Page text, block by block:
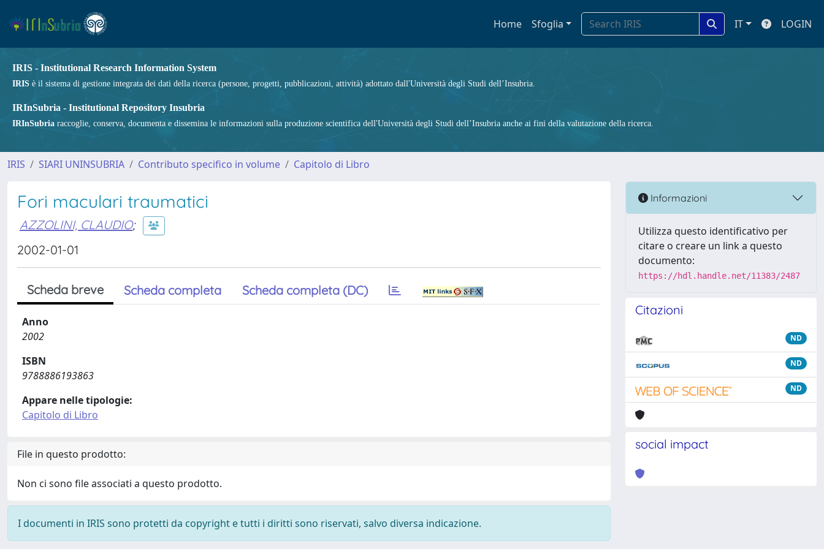
Home Sfoglia IT LOGIN
IRIS - Institutional Research Information System
IRIS è il sistema di gestione integrata dei dati della ricerca (persone, progetti, pubblicazioni, attività) adottato dall'Università degli Studi dell’Insubria.
IRInSubria - Institutional Repository Insubria
IRInSubria raccoglie, conserva, documenta e dissemina le informazioni sulla produzione scientifica dell'Università degli Studi dell’Insubria anche ai fini della valutazione della ricerca.
IRIS SIARI UNINSUBRIA Contributo specifico in volume Capitolo di Libro
Fori maculari traumatici
AZZOLINI, CLAUDIO;
2002-01-01
Scheda breve Scheda completa Scheda completa (DC)
Anno
2002
ISBN
9788886193863
Appare nelle tipologie:
Capitolo di Libro
File in questo prodotto:
Non ci sono file associati a questo prodotto.
I documenti in IRIS sono protetti da copyright e tutti i diritti sono riservati, salvo diversa indicazione.
Informazioni
Utilizza questo identificativo per
citare o creare un link a questo
documento:
https://hdl.handle.net/11383/2487
Citazioni
ND
ND
ND
social impact